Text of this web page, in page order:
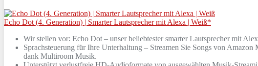
Echo Dot (4. Generation) | Smarter Lautsprecher mit Alexa | Weiß*
Wir stellen vor: Echo Dot – unser beliebtester smarter Lautsprecher mit
Sprachsteuerung für Ihre Unterhaltung – Streamen Sie Songs von
dank Multiroom Musik.